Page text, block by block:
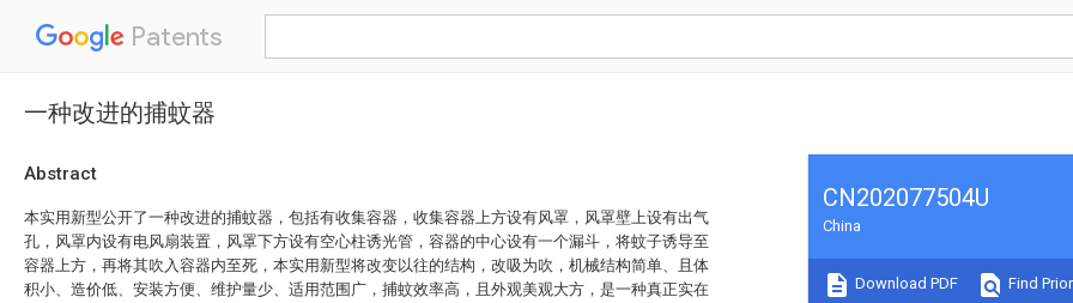
Patents
一种改进的捕蚊器
Abstract
本实用新型公开了一种改进的捕蚊器，包括有收集容器，收集容器上方设有风罩，风罩壁上设有出气
孔，风罩内设有电风扇装置，风罩下方设有空心柱诱光管，容器的中心设有一个漏斗，将蚊子诱导至
容器上方，再将其吹入容器内至死，本实用新型将改变以往的结构，改吸为吹，机械结构简单、且体
积小、造价低、安装方便、维护量少、适用范围广，捕蚊效率高，且外观美观大方，是一种真正实在
CN202077504U
China
Download PDF Find